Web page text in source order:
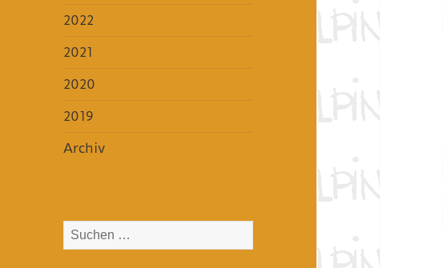
2022
2021
2020
2019
Archiv
Suchen
nach: